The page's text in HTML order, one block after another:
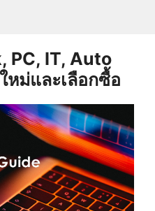
PC, IT, Auto
หม่และเลือกซื้อ